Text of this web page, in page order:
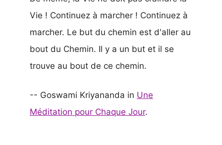
Vie ! Continuez à marcher ! Continuez à
marcher. Le but du chemin est d'aller au
bout du Chemin. Il y a un but et il se
trouve au bout de ce chemin.
-- Goswami Kriyananda in Une
Méditation pour Chaque Jour.